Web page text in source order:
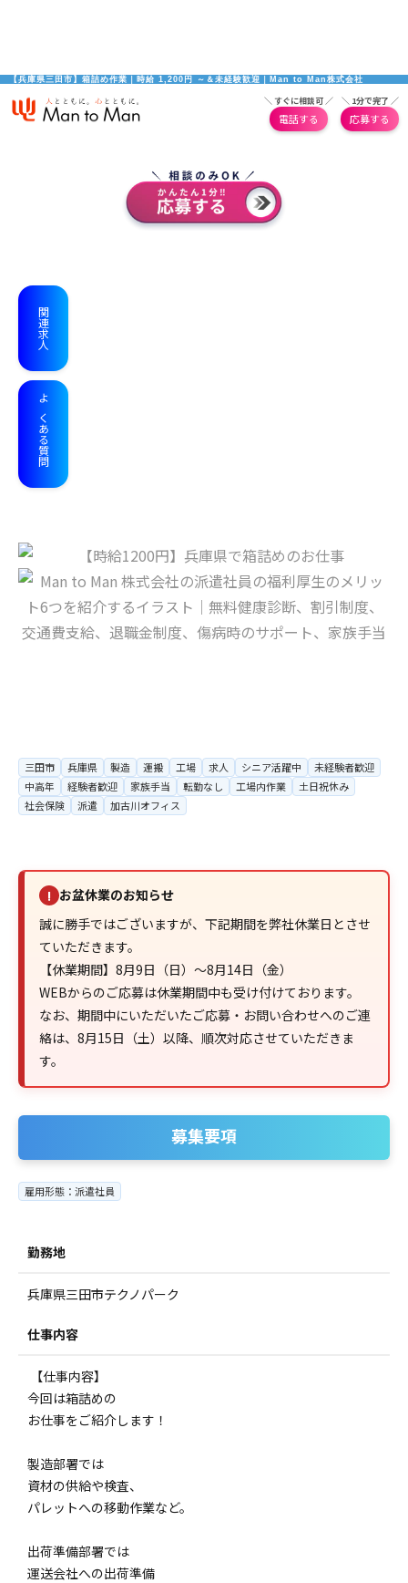
【兵庫県三田市】箱詰め作業｜時給 1,200円 ～＆未経験歓迎｜Man to Man株式会社
＼ すぐに相談可 ／
電話する
＼ 1分で完了 ／
応募する
関連求人
よくある質問
三田市 兵庫県 製造 運搬 工場 求人 シニア活躍中
未経験者歓迎
中高年
経験者歓迎 家族手当 転勤なし 工場内作業
土日祝休み
社会保険
派遣 加古川オフィス
! お盆休業のお知らせ
誠に勝手ではございますが、下記期間を弊社休業日とさせ
ていただきます。
【休業期間】8月9日（日）～8月14日（金）
WEBからのご応募は休業期間中も受け付けております。
なお、期間中にいただいたご応募・お問い合わせへのご連
絡は、8月15日（土）以降、順次対応させていただきま
す。
募集要項
雇用形態：派遣社員
勤務地
兵庫県三田市テクノパーク
仕事内容
【仕事内容】
今回は箱詰めの
お仕事をご紹介します！
製造部署では
資材の供給や検査、
パレットへの移動作業など。
出荷準備部署では
運送会社への出荷準備